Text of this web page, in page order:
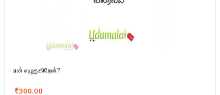
ஏன் எழுதுகிறேன்?
300.00